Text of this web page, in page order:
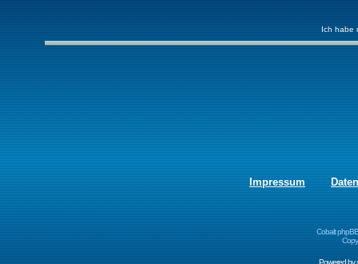
Ich habe
Impressum
Cobalt
Powered by